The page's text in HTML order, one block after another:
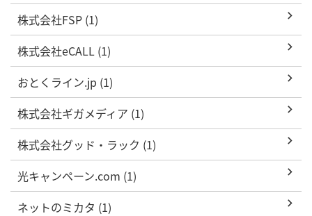
株式会社FSP (1)
株式会社eCALL (1)
おとくライン.jp (1)
株式会社ギガメディア (1)
株式会社グッド・ラック (1)
光キャンペーン.com (1)
ネットのミカタ (1)